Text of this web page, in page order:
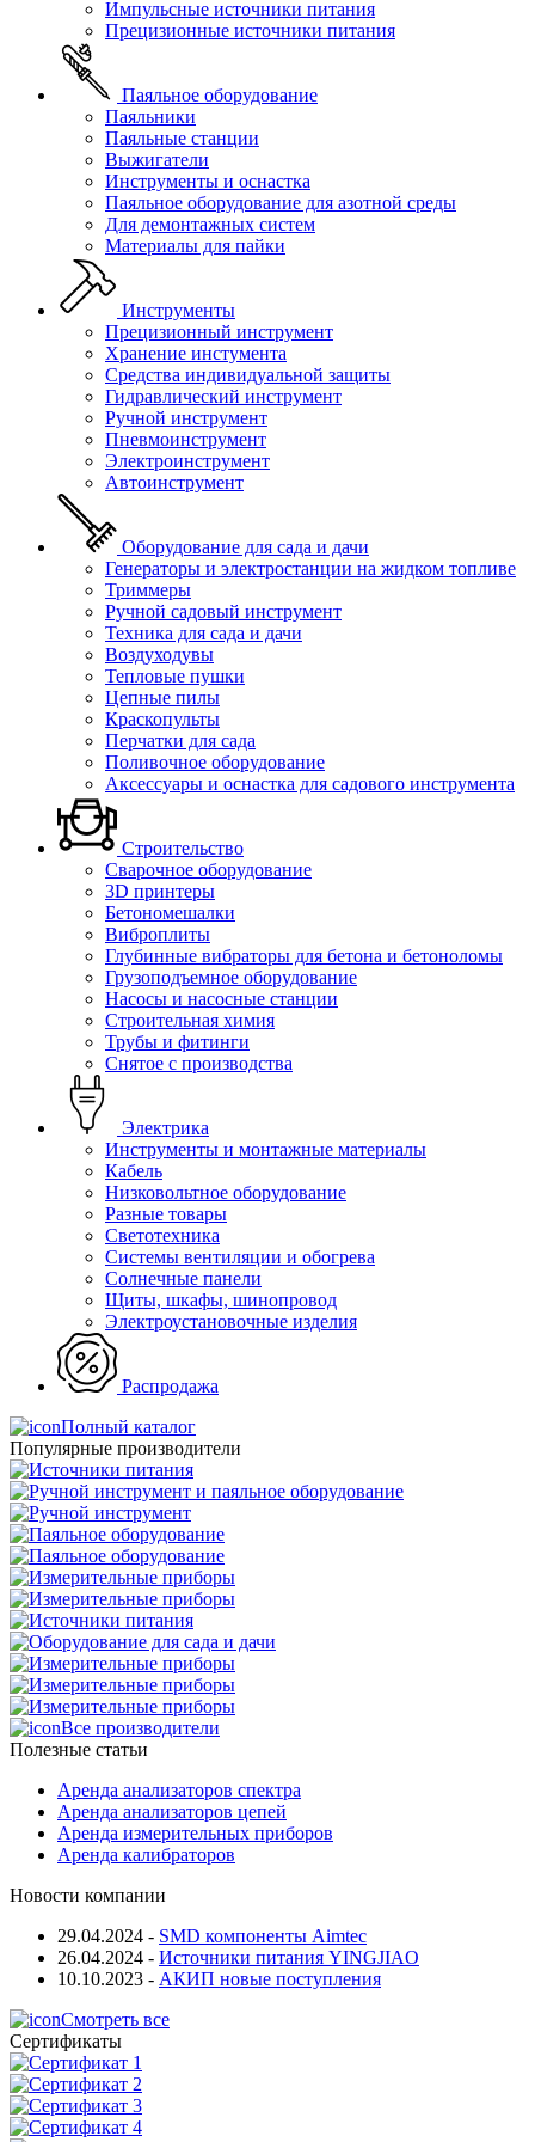
Импульсные источники питания
Прецизионные источники питания
Паяльное оборудование
Паяльники
Паяльные станции
Выжигатели
Инструменты и оснастка
Паяльное оборудование для азотной среды
Для демонтажных систем
Материалы для пайки
Инструменты
Прецизионный инструмент
Хранение инстумента
Средства индивидуальной защиты
Гидравлический инструмент
Ручной инструмент
Пневмоинструмент
Электроинструмент
Автоинструмент
Оборудование для сада и дачи
Генераторы и электростанции на жидком топливе
Триммеры
Ручной садовый инструмент
Техника для сада и дачи
Воздуходувы
Тепловые пушки
Цепные пилы
Краскопульты
Перчатки для сада
Поливочное оборудование
Аксессуары и оснастка для садового инструмента
Строительство
Сварочное оборудование
3D принтеры
Бетономешалки
Виброплиты
Глубинные вибраторы для бетона и бетоноломы
Грузоподъемное оборудование
Насосы и насосные станции
Строительная химия
Трубы и фитинги
Снятое с производства
Электрика
Инструменты и монтажные материалы
Кабель
Низковольтное оборудование
Разные товары
Светотехника
Системы вентиляции и обогрева
Солнечные панели
Щиты, шкафы, шинопровод
Электроустановочные изделия
Распродажа
Полный каталог
Популярные производители
Все производители
Полезные статьи
Аренда анализаторов спектра
Аренда анализаторов цепей
Аренда измерительных приборов
Аренда калибраторов
Новости компании
29.04.2024 - SMD компоненты Aimtec
26.04.2024 - Источники питания YINGJIAO
10.10.2023 - АКИП новые поступления
Смотреть все
Сертификаты